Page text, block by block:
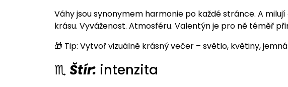
Váhy jsou synonymem harmonie po každé stránce. A
krásu. Vyváženost. Atmosféru. Valentýn je pro ně téměř
🎁 Tip: Vytvoř vizuálně krásný večer – světlo, květiny,
♏Štír: intenzita